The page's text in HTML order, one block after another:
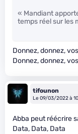
« Mandiant
temps réel sur les
Donnez, donnez,
Donnez, donnez,
tifounon
Le 09/03/2022 à
Abba peut réécrire
Data, Data, Data